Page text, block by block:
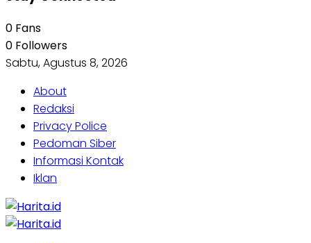
0 Fans
0 Followers
Sabtu, Agustus 8, 2026
About
Redaksi
Privacy Police
Pedoman Siber
Informasi Kontak
Iklan